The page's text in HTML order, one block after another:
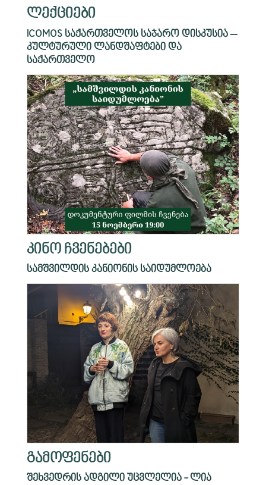
ლექციები
ICOMOS საქართველოს საჯარო დისკუსია –
კულტურული ლანდშაფტები და
საქართველო
კინო ჩვენებები
სამშვილდის კანიონის საიდუმლოება
გამოფენები
შეხვედრის ადგილი უცვლელია - ლია